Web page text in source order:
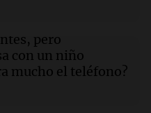
tras el trágico
que dejó 62 muertos
pero
con un niño
mucho el teléfono?